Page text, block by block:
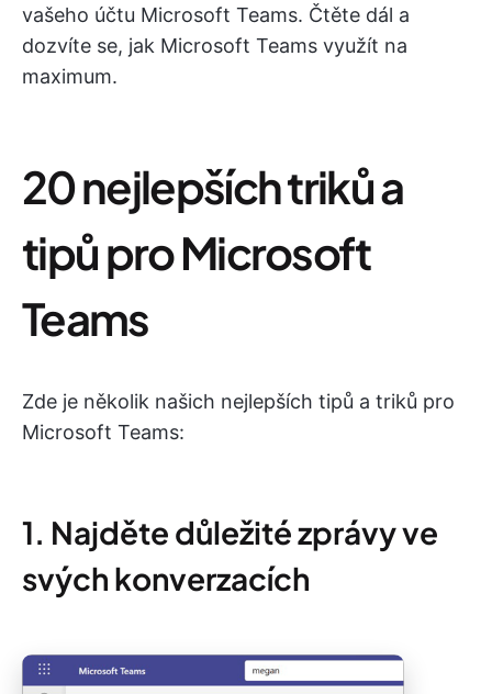
vašeho účtu Microsoft Teams. Čtěte dál a
dozvíte se, jak Microsoft Teams využít na
maximum.
20 nejlepších triků a
tipů pro Microsoft
Teams
Zde je několik našich nejlepších tipů a triků pro
Microsoft Teams:
1. Najděte důležité zprávy ve
svých konverzacích